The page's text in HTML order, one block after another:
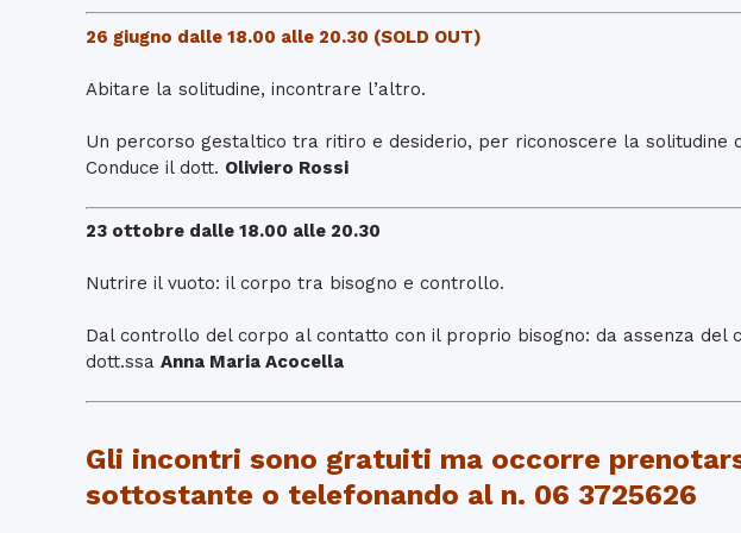
26 giugno dalle 18.00 alle 20.30 (SOLD OUT)
Abitare la solitudine, incontrare l’altro.
Un percorso gestaltico tra ritiro e desiderio, per riconoscere la solitudine
Conduce il dott. Oliviero Rossi
23 ottobre dalle 18.00 alle 20.30
Nutrire il vuoto: il corpo tra bisogno e controllo.
Dal controllo del corpo al contatto con il proprio bisogno: da assenza del
dott.ssa Anna Maria Acocella
Gli incontri sono gratuiti ma occorre
sottostante o telefonando al n. 06 3725626